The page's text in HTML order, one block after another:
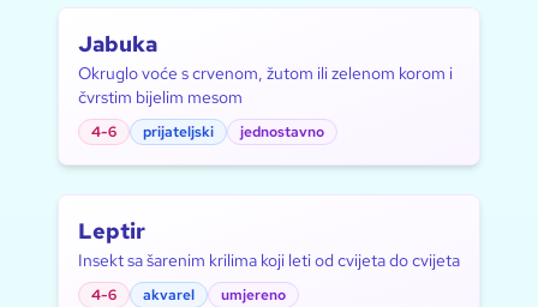
Jabuka
Okruglo voće s crvenom, žutom ili zelenom korom i
čvrstim bijelim mesom
4-6 prijateljski jednostavno
Leptir
Insekt sa šarenim krilima koji leti od cvijeta do cvijeta
4-6 akvarel umjereno